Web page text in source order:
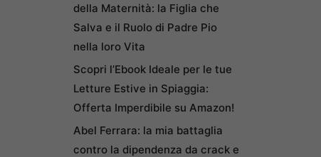
della Maternità: la Figlia che
Salva e il Ruolo di Padre Pio
nella loro Vita
Scopri l’Ebook Ideale per le tue
Letture Estive in Spiaggia:
Offerta Imperdibile su Amazon!
Abel Ferrara: la mia battaglia
contro la dipendenza da crack e